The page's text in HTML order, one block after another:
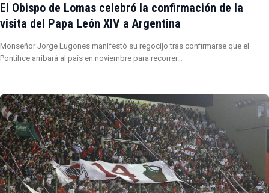
El Obispo de Lomas celebró la confirmación de la
visita del Papa León XIV a Argentina
Monseñor Jorge Lugones manifestó su regocijo tras confirmarse que el
Pontífice arribará al país en noviembre para recorrer…